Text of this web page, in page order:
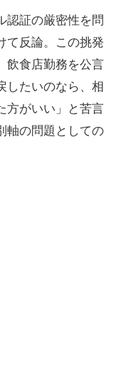
認証の厳密性を問
て反論。この挑発
飲食店勤務を公言
したいのなら、相
方がいい」と苦言
軸の問題としての